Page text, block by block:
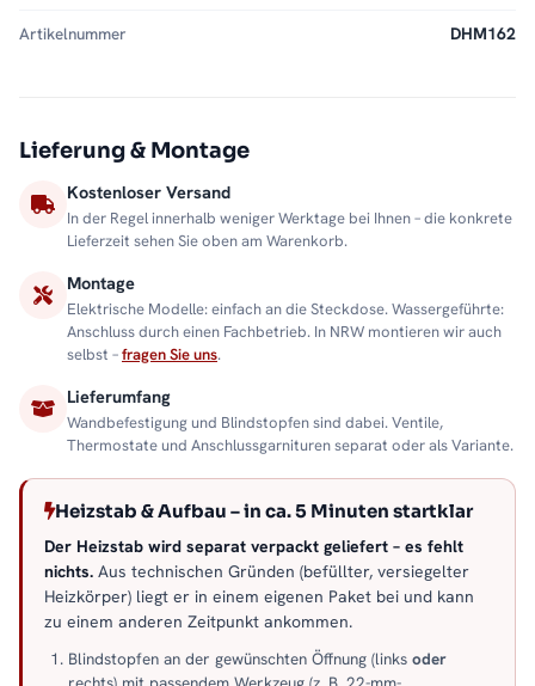
Artikelnummer DHM162
Lieferung & Montage
Kostenloser Versand
In der Regel innerhalb weniger Werktage bei Ihnen – die konkrete
Lieferzeit sehen Sie oben am Warenkorb.
Montage
Elektrische Modelle: einfach an die Steckdose. Wassergeführte:
Anschluss durch einen Fachbetrieb. In NRW montieren wir auch
selbst –fragen Sie uns.
Lieferumfang
Wandbefestigung und Blindstopfen sind dabei. Ventile,
Thermostate und Anschlussgarnituren separat oder als Variante.
Heizstab & Aufbau – in ca. 5 Minuten startklar
Der Heizstab wird separat verpackt geliefert – es fehlt
nichts. Aus technischen Gründen (befüllter, versiegelter
Heizkörper) liegt er in einem eigenen Paket bei und kann
zu einem anderen Zeitpunkt ankommen.
Blindstopfen an der gewünschten Öffnung (links oder